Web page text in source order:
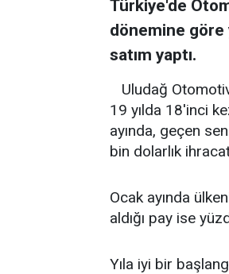
Türkiye'de
dönemine göre
satım yaptı.
Uludağ
19 yılda 18'inci
ayında, geçen
bin dolarlık
Ocak ayında
aldığı pay ise
Yıla iyi bir